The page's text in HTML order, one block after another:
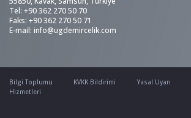
Tel: +90 362 270 50 70
Faks: +90 362 270 50 71
E-mail: info@ugdemircelik.com
Bilgi Toplumu
Hizmetleri
KVKK Bildirimi Yasal Uyarı